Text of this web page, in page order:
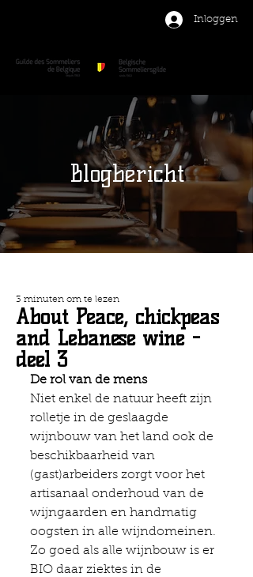
Inloggen
Blogbericht
About Peace, chickpeas
and Lebanese wine -
deel 3
3 minuten om te lezen
De rol van de mens
Niet enkel de natuur heeft zijn
rolletje in de geslaagde
wijnbouw van het land ook de
beschikbaarheid van
(gast)arbeiders zorgt voor het
artisanaal onderhoud van de
wijngaarden en handmatig
oogsten in alle wijndomeinen.
Zo goed als alle wijnbouw is er
BIO daar ziektes in de